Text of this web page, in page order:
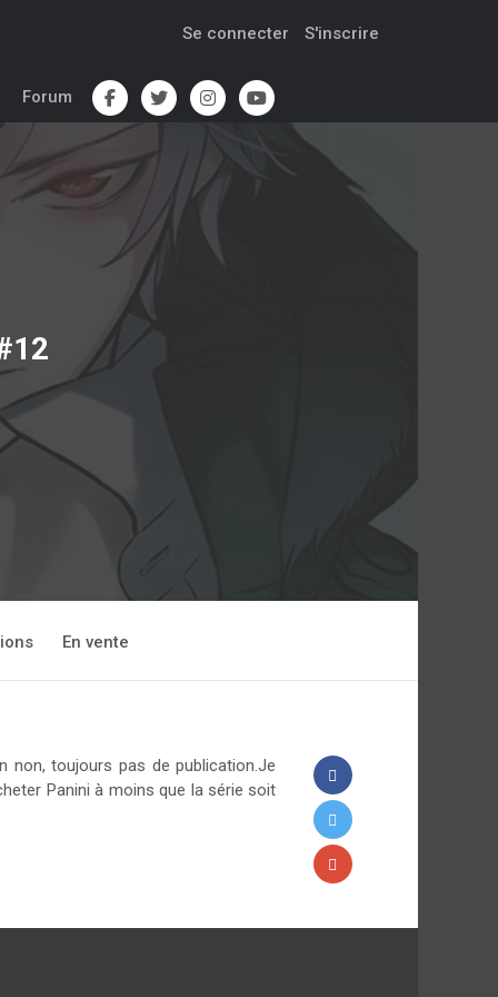
Se connecter S'inscrire
Forum
En vente
non, toujours pas de publication.Je
Panini à moins que la série soit